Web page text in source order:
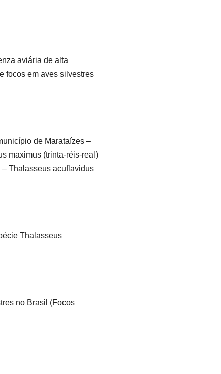
aviária de alta
focos em aves silvestres
de Marataízes –
maximus (trinta-réis-real)
Thalasseus acuflavidus
Thalasseus
no Brasil (Focos